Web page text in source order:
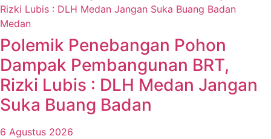
Medan
Polemik Penebangan Pohon
Dampak Pembangunan BRT,
Rizki Lubis : DLH Medan Jangan
Suka Buang Badan
6 Agustus 2026